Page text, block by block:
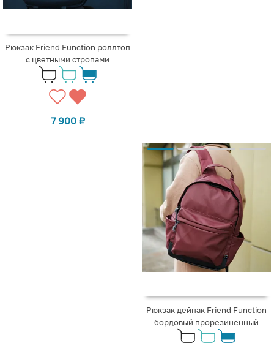
Рюкзак Friend Function роллтоп
с цветными стропами
7 900 ₽
Рюкзак дейпак Friend Function
бордовый прорезиненный